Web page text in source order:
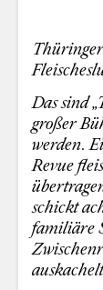
Das sind
großer
werden.
Revue
schickt
familiäre